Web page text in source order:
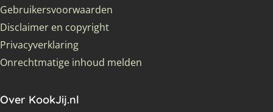
Gebruikersvoorwaarden
Disclaimer en copyright
Privacyverklaring
Onrechtmatige inhoud melden
Over KookJij.nl